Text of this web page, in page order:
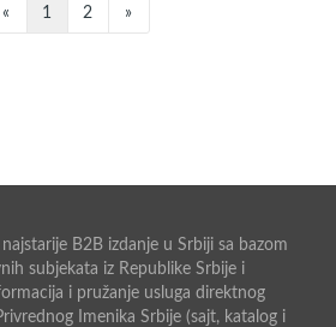
« 1 2 »
B2B izdanje u Srbiji sa bazom
subjekata iz Republike Srbije i
i pružanje usluga direktnog
Imenika Srbije (sajt, katalog i